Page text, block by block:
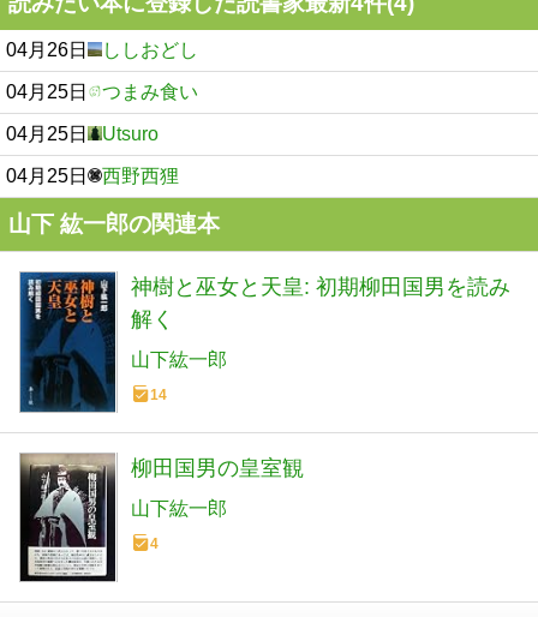
04月26日 ししおどし
04月25日 つまみ食い
04月25日 Utsuro
04月25日 西野西狸
山下 紘一郎の関連本
神樹と巫女と天皇: 初期柳田国男を読み
解く
山下紘一郎
14
柳田国男の皇室観
山下紘一郎
4